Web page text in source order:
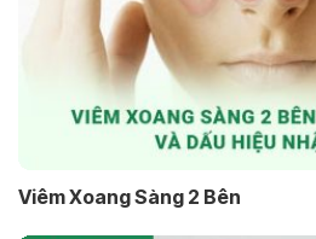
Viêm Xoang Sàng 2 Bên